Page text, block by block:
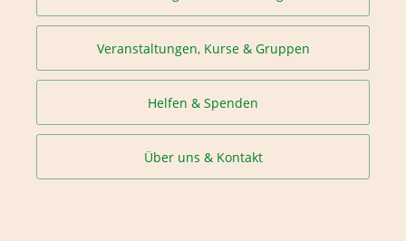
Veranstaltungen, Kurse & Gruppen
Helfen & Spenden
Über uns & Kontakt